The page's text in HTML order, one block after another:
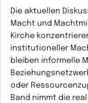
Die aktuellen
Macht und
Kirche
institutioneller
bleiben informelle
oder
Band nimmt die